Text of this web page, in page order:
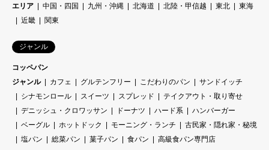
エリア
中国・四国 九州・沖縄 北海道 北陸・甲信越 東北
東海
近畿
関東
ジャンル
コッペパン
ジャンル
カフェ グルテンフリー こだわりのパン
サンドイッチ
シナモンロール
スイーツ スプレッド
テイクアウト・取り寄せ
デニッシュ・クロワッサン
ドーナツ ハード系
ハンバーガー
ベーグル
ホットドック モーニング・ランチ
古民家・隠れ家・秘境
塩パン
総菜パン 菓子パン 食パン 高級食パン専門店